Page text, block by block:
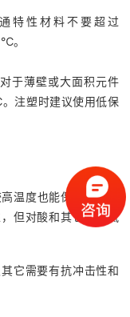
特性材料不要超过
。
于薄壁或大面积元件
注塑时建议使用低保
温度也能保持较强的
但对酸和其它一些氯
它需要有抗冲击性和